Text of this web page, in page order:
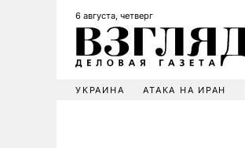
6 августа, четверг
УКРАИНА АТАКА НА ИРАН